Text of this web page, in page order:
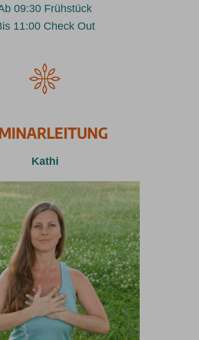
09:30 Frühstück
11:00 Check Out
Kathi